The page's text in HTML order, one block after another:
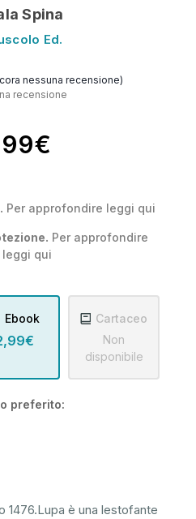
Spina
Ed.
nessuna recensione)
recensione
Per approfondire
leggi qui
Per approfondire leggi qui
Ebook
Cartaceo
Non
disponibile
preferito:
1476.Lupa è una lestofante